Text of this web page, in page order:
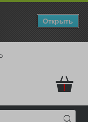
Открыть
!